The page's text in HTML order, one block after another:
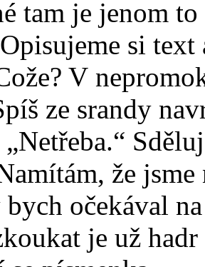
tam je jenom
si
V
ze srandy
že
očekával
je už